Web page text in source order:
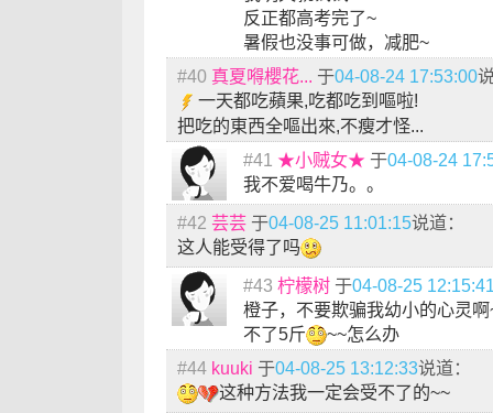
反正都高考完了~
暑假也没事可做，减肥~
#40 真夏嘚櫻花... 于04-08-24 17:53:00
一天都吃蘋果,吃都吃到嘔啦!
把吃的東西全嘔出來,不瘦才怪...
#41 ★小贼女★ 于04-08-24
我不爱喝牛乃。。
#42 芸芸 于04-08-25 11:01:15说道：
这人能受得了吗
#43 柠檬树 于04-08-25
橙子，不要欺骗我幼小的心灵
不了5斤
~~怎么办
#44 kuuki 于04-08-25 13:12:33说道：
这种方法我一定会受不了的~~